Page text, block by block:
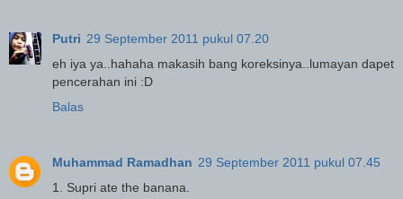
Putri 29 September 2011 pukul 07.20
eh iya ya..hahaha makasih bang koreksinya..lumayan dapet
pencerahan ini :D
Balas
Muhammad Ramadhan 29 September 2011 pukul 07.45
1. Supri ate the banana.